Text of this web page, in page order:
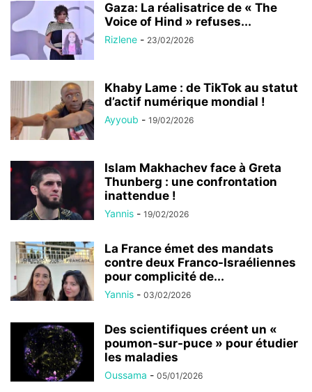
Gaza: La réalisatrice de « The
Voice of Hind » refuses...
Rizlene - 23/02/2026
Khaby Lame : de TikTok au statut
d’actif numérique mondial !
Ayyoub - 19/02/2026
Islam Makhachev face à Greta
Thunberg : une confrontation
inattendue !
Yannis - 19/02/2026
La France émet des mandats
contre deux Franco-Israéliennes
pour complicité de...
Yannis - 03/02/2026
Des scientifiques créent un «
poumon-sur-puce » pour étudier
les maladies
Oussama - 05/01/2026